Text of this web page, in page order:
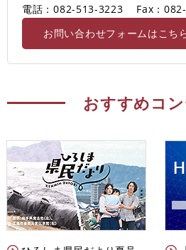
電話：082-513-3223
Fax：
お問い合わせフォームはこち
おすすめコ